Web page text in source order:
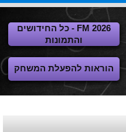
FM 2026 - כל החידושים
והתמונות
הוראות להפעלת המשחק